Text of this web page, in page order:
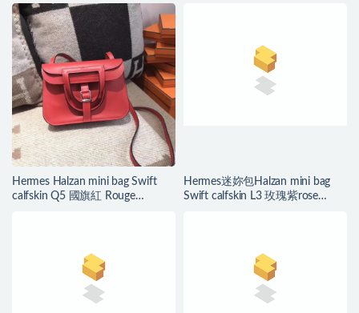
Hermes Halzan mini bag Swift
calfskin Q5 國旗紅 Rouge
Hermes迷妳包Halzan mini bag
Swift calfskin L3 玫瑰紫rose